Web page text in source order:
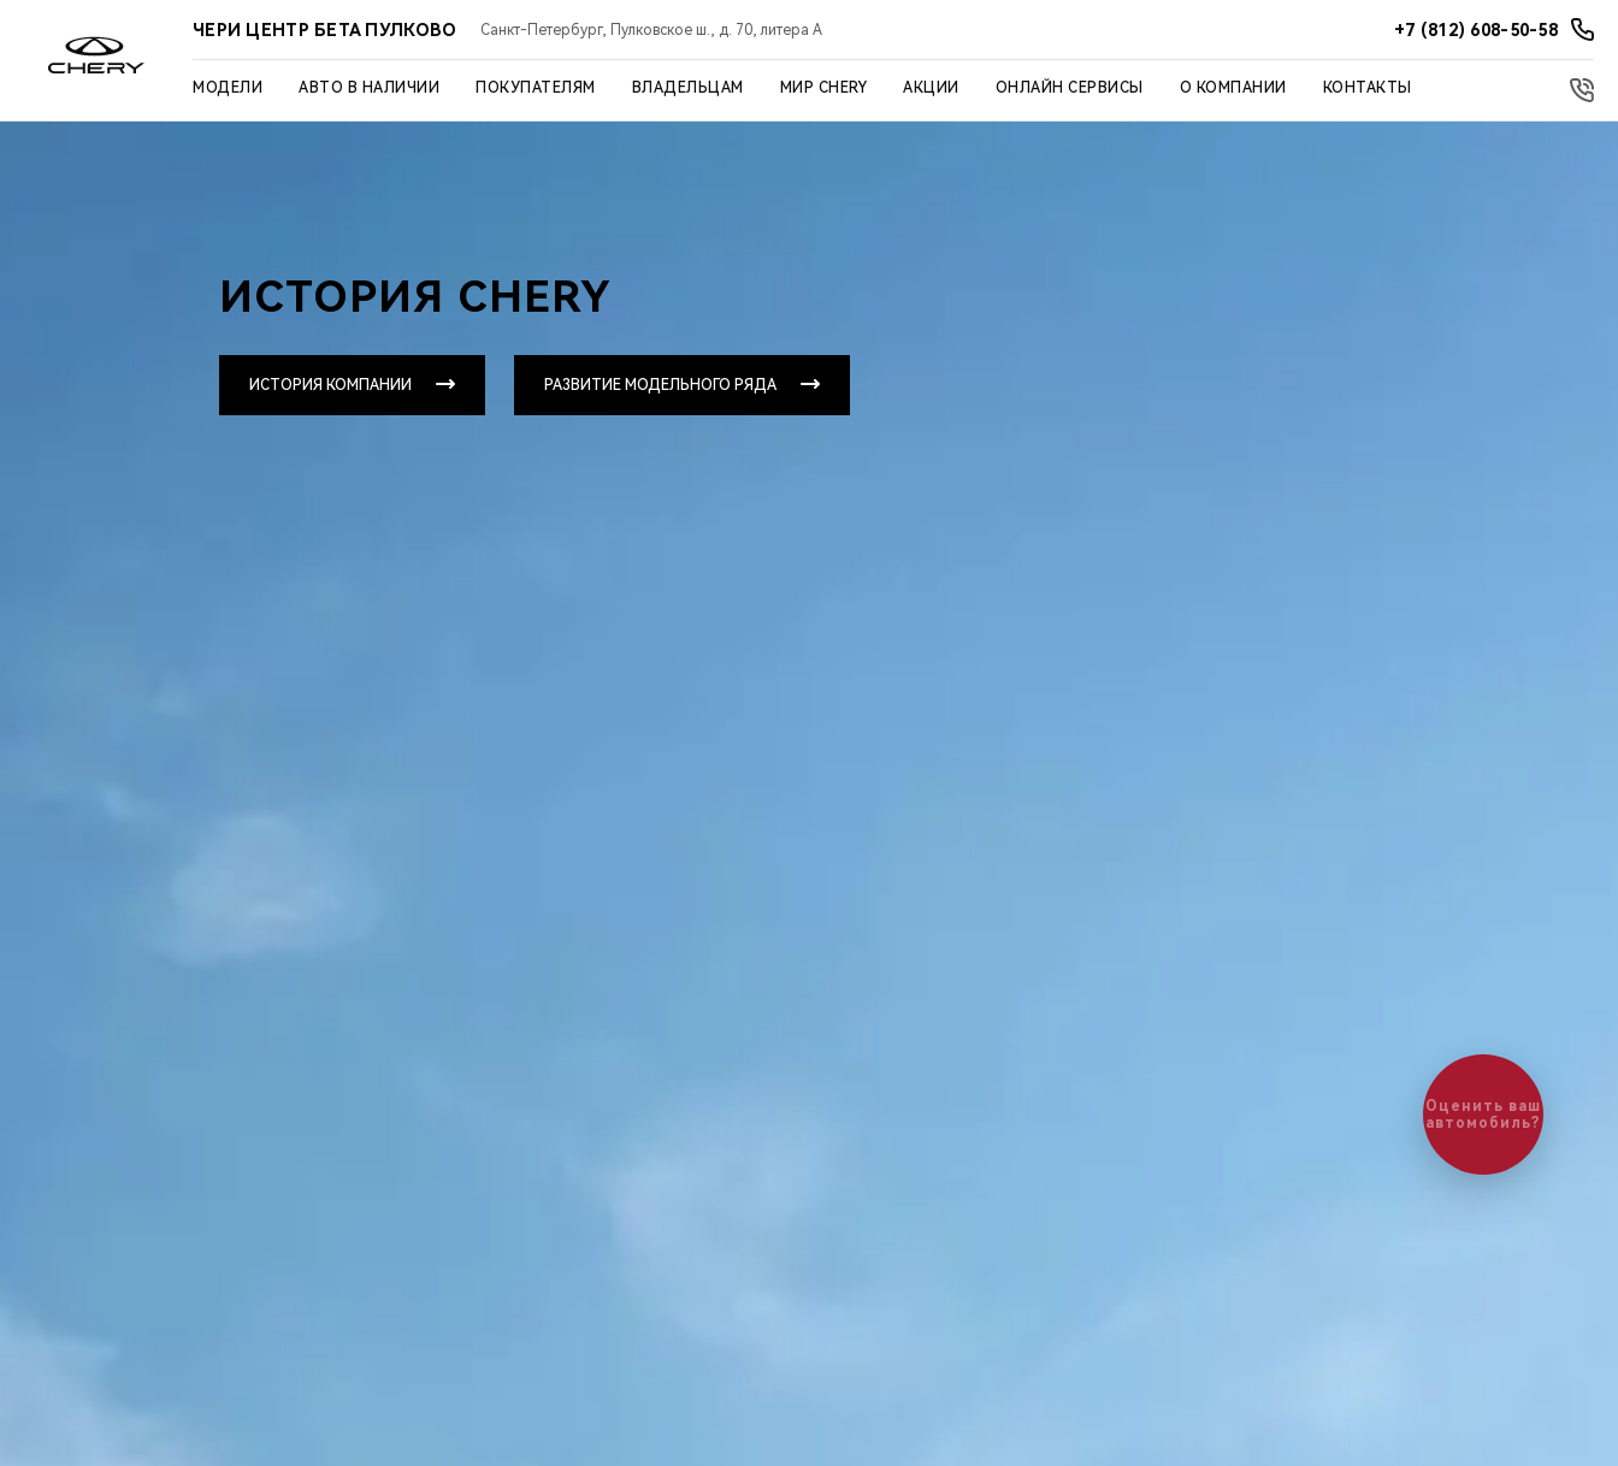
ЧЕРИ ЦЕНТР БЕТА ПУЛКОВО Санкт-Петербург, Пулковское ш., д. 70, литера А +7 (812) 608-50-58
МОДЕЛИ АВТО В НАЛИЧИИ ПОКУПАТЕЛЯМ ВЛАДЕЛЬЦАМ МИР CHERY АКЦИИ ОНЛАЙН СЕРВИСЫ О КОМПАНИИ КОНТАКТЫ
ИСТОРИЯ CHERY
ИСТОРИЯ КОМПАНИИ РАЗВИТИЕ МОДЕЛЬНОГО РЯДА
Оценить ваш
автомобиль?